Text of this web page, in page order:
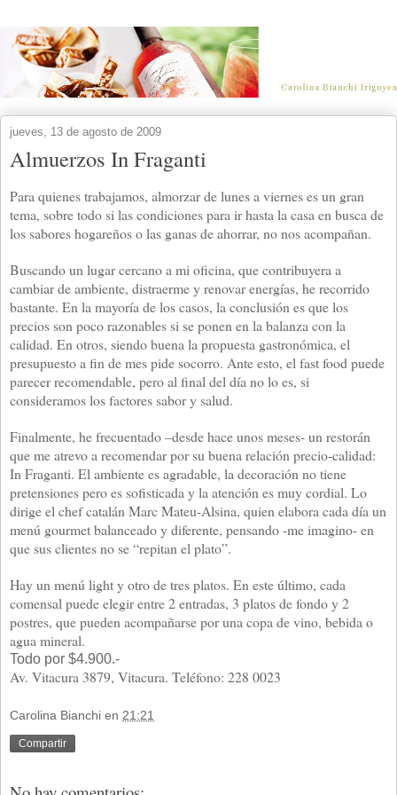
jueves, 13 de agosto de 2009
Almuerzos In Fraganti
Para quienes trabajamos, almorzar de lunes a viernes es un gran
tema, sobre todo si las condiciones para ir hasta la casa en busca de
los sabores hogareños o las ganas de ahorrar, no nos acompañan.
Buscando un lugar cercano a mi oficina, que contribuyera a
cambiar de ambiente, distraerme y renovar energías, he recorrido
bastante. En la mayoría de los casos, la conclusión es que los
precios son poco razonables si se ponen en la balanza con la
calidad. En otros, siendo buena la propuesta gastronómica, el
presupuesto a fin de mes pide socorro. Ante esto, el fast food puede
parecer recomendable, pero al final del día no lo es, si
consideramos los factores sabor y salud.
Finalmente, he frecuentado –desde hace unos meses- un restorán
que me atrevo a recomendar por su buena relación precio-calidad:
In Fraganti. El ambiente es agradable, la decoración no tiene
pretensiones pero es sofisticada y la atención es muy cordial. Lo
dirige el chef catalán Marc Mateu-Alsina, quien elabora cada día un
menú gourmet balanceado y diferente, pensando -me imagino- en
que sus clientes no se “repitan el plato”.
Hay un menú light y otro de tres platos. En este último, cada
comensal puede elegir entre 2 entradas, 3 platos de fondo y 2
postres, que pueden acompañarse por una copa de vino, bebida o
agua mineral.
Todo por $4.900.-
Av. Vitacura 3879, Vitacura. Teléfono: 228 0023
Carolina Bianchi en 21:21
Compartir